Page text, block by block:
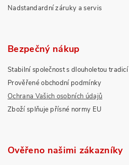
Nadstandardní záruky a servis
Bezpečný nákup
Stabilní společnost s dlouholetou tradicí
Prověřené obchodní podmínky
Ochrana Vašich osobních údajů
Zboží splňuje přísné normy EU
Ověřeno našimi zákazníky